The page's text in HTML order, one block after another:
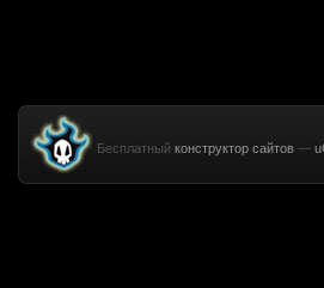
Бесплатный конструктор сайтов —